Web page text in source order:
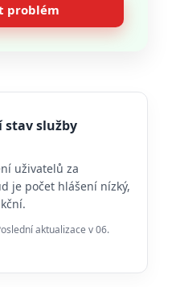
problém
stav služby
uživatelů za
je počet hlášení nízký,
aktualizace v 06.